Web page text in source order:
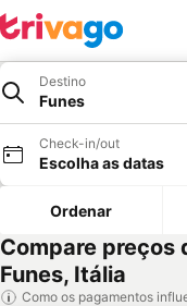
Destino
Funes
Check-in/out
Escolha as datas
Ordenar
Compare preços
Funes, Itália
Como os pagamentos